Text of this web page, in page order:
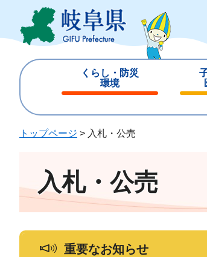
ジ
ュ
くらし・防災
環境
じ
じ
トップページ > 入札・公売
入札・公売
重要なお知らせ